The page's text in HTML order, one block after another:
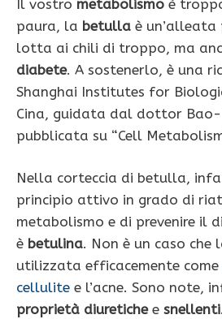
Il vostro metabolismo è
paura, la betulla è un’alleata
lotta ai chili di troppo, ma
diabete. A sostenerlo, è una
Shanghai Institutes for
Cina, guidata dal dottor Bao-
pubblicata su “Cell
Nella corteccia di betulla,
principio attivo in grado di
metabolismo e di prevenire il
è betulina. Non è un caso che
utilizzata efficacemente come
cellulite e l’acne. Sono note,
proprietà diuretichee snellenti.